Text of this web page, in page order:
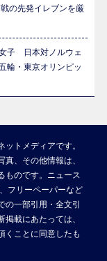
の先発イレブンを厳
子 日本対ノルウェ
輪・東京オリンピッ
ットメディアです。
、その他情報は、
ものです。ニュース
フリーペーパーなど
一部引用・全文引
載にあたっては、
くことに同意したも